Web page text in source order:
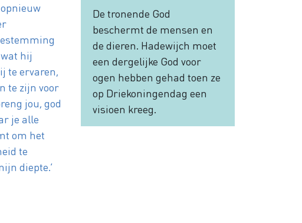
hij
te ervaren,
te zijn voor
jou, god
je alle
om het
te
diepte.’
De tronende God
beschermt de mensen en
de dieren. Hadewijch moet
een dergelijke God voor
ogen hebben gehad toen ze
op Driekoningendag een
visioen kreeg.